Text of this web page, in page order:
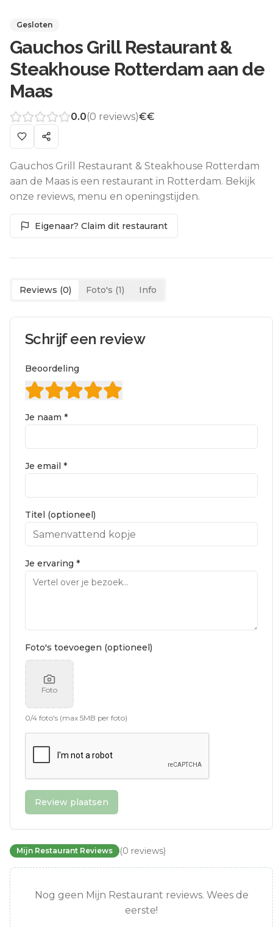
Gesloten
Gauchos Grill Restaurant &
Steakhouse Rotterdam aan de
Maas
0.0(0 reviews)€€
Gauchos Grill Restaurant & Steakhouse Rotterdam
aan de Maas is een restaurant in Rotterdam. Bekijk
onze reviews, menu en openingstijden.
Eigenaar? Claim dit restaurant
Reviews (0) Foto's (1) Info
Schrijf een review
Beoordeling
Je naam *
Je email *
Titel (optioneel)
Je ervaring *
Foto's toevoegen (optioneel)
Foto
0/4 foto's (max 5MB per foto)
Review plaatsen
Mijn Restaurant Reviews (0 reviews)
Nog geen Mijn Restaurant reviews. Wees de
eerste!